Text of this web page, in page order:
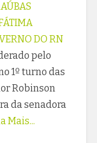
DO RN
pelo
1º turno das
Robinson
da senadora
Mais...